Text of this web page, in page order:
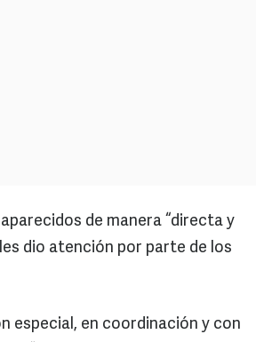
de manera “directa y
dio atención por parte de los
especial, en coordinación y con